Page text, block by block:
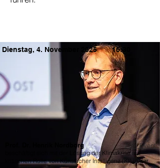
Dienstag, 4. November 2025 16:30
Prof. Dr. Henrik Nordborg
beschäftigt sich mit der Lösung der Klimakrise auf
kritischen Rolle von Künstlicher Intelligenz (KI) in der
Zum Event